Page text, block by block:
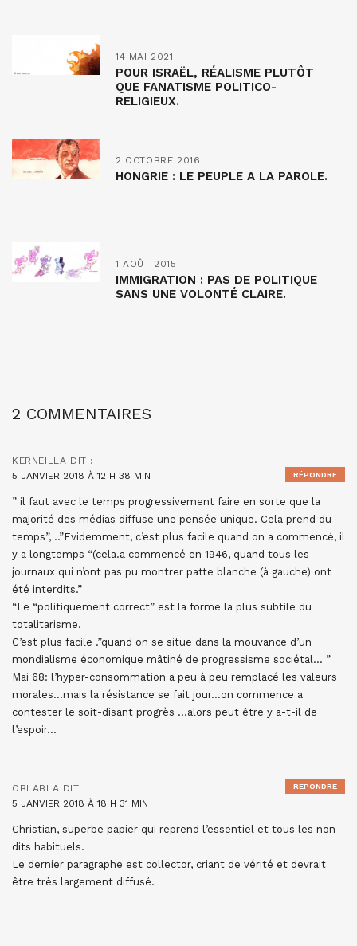
14 MAI 2021
POUR ISRAËL, RÉALISME PLUTÔT
QUE FANATISME POLITICO-
RELIGIEUX.
2 OCTOBRE 2016
HONGRIE : LE PEUPLE A LA PAROLE.
1 AOÛT 2015
IMMIGRATION : PAS DE POLITIQUE
SANS UNE VOLONTÉ CLAIRE.
2 COMMENTAIRES
KERNEILLA DIT :
5 JANVIER 2018 À 12 H 38 MIN
” il faut avec le temps progressivement faire en sorte que la
majorité des médias diffuse une pensée unique. Cela prend du
temps”, ..”Evidemment, c’est plus facile quand on a commencé, il
y a longtemps “(cela.a commencé en 1946, quand tous les
journaux qui n’ont pas pu montrer patte blanche (à gauche) ont
été interdits.”
“Le “politiquement correct” est la forme la plus subtile du
totalitarisme.
C’est plus facile .”quand on se situe dans la mouvance d’un
mondialisme économique mâtiné de progressisme sociétal… ”
Mai 68: l’hyper-consommation a peu à peu remplacé les valeurs
morales…mais la résistance se fait jour…on commence a
contester le soit-disant progrès …alors peut être y a-t-il de
l’espoir…
RÉPONDRE
OBLABLA DIT :
5 JANVIER 2018 À 18 H 31 MIN
Christian, superbe papier qui reprend l’essentiel et tous les non-
dits habituels.
Le dernier paragraphe est collector, criant de vérité et devrait
être très largement diffusé.
RÉPONDRE